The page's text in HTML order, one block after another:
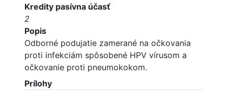
Kredity pasívna účasť
2
Popis
Odborné podujatie zamerané na očkovania
proti infekciám spôsobené HPV vírusom a
očkovanie proti pneumokokom.
Prílohy